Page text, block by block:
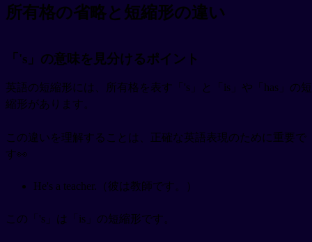
所有格の省略と短縮形の違い
「's」の意味を見分けるポイント
英語の短縮形には、所有格を表す「's」と「is」や「has」の短
縮形があります。
この違いを理解することは、正確な英語表現のために重要で
す👀
He's a teacher.（彼は教師です。）
この「's」は「is」の短縮形です。